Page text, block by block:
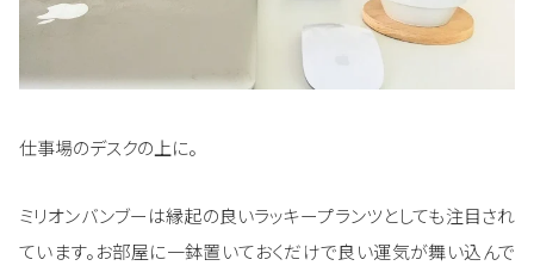
仕事場のデスクの上に。
ミリオンバンブーは縁起の良いラッキープランツとしても注目され
ています。お部屋に一鉢置いておくだけで良い運気が舞い込んで